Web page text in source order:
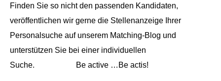
Finden Sie so nicht den passenden Kandidaten,
veröffentlichen wir gerne die Stellenanzeige Ihrer
Personalsuche auf unserem Matching-Blog und
unterstützen Sie bei einer individuellen
Suche. Be active …Be actis!